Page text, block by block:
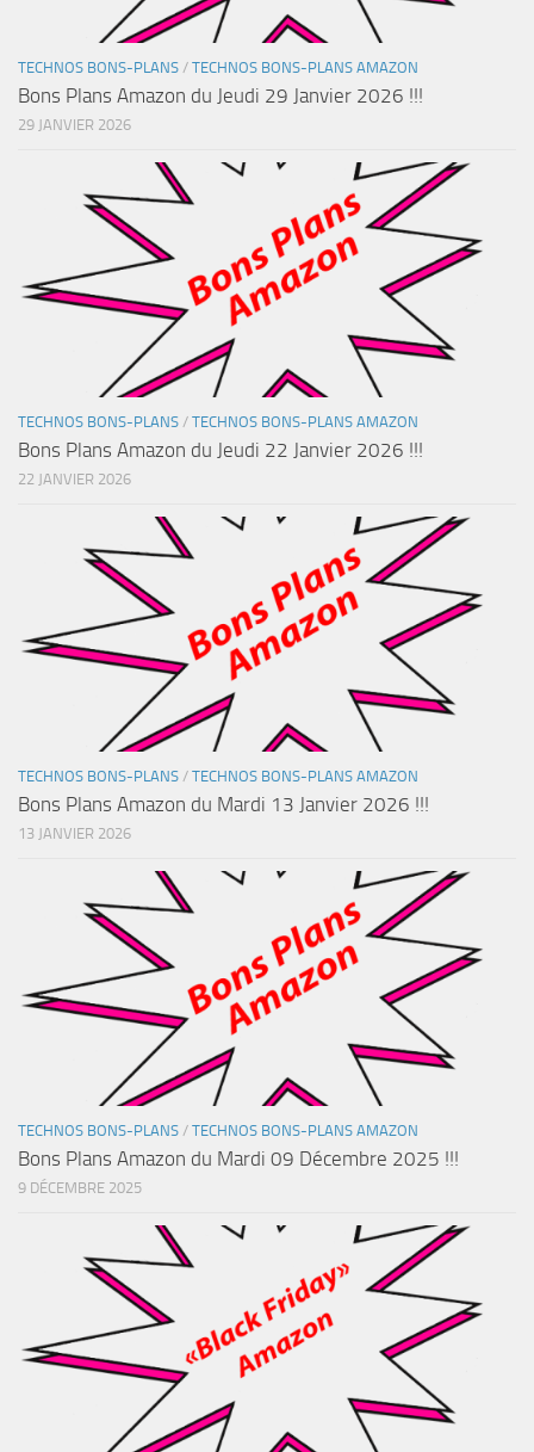
TECHNOS BONS-PLANS / TECHNOS BONS-PLANS AMAZON
Bons Plans Amazon du Jeudi 29 Janvier 2026 !!!
29 JANVIER 2026
TECHNOS BONS-PLANS / TECHNOS BONS-PLANS AMAZON
Bons Plans Amazon du Jeudi 22 Janvier 2026 !!!
22 JANVIER 2026
TECHNOS BONS-PLANS / TECHNOS BONS-PLANS AMAZON
Bons Plans Amazon du Mardi 13 Janvier 2026 !!!
13 JANVIER 2026
TECHNOS BONS-PLANS / TECHNOS BONS-PLANS AMAZON
Bons Plans Amazon du Mardi 09 Décembre 2025 !!!
9 DÉCEMBRE 2025